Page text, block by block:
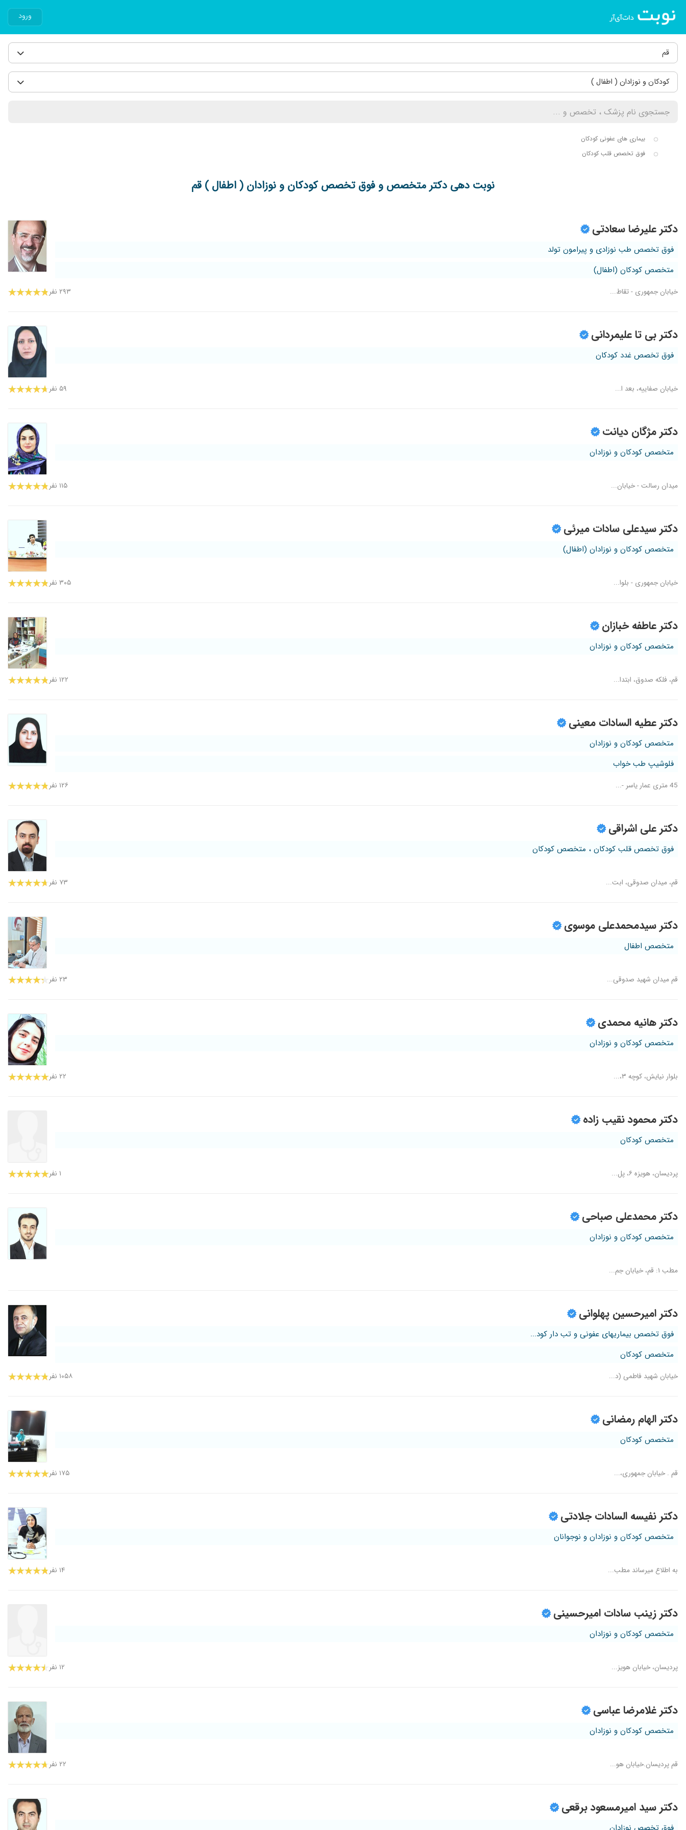
ورود
قم
کودکان و نوزادان ( اطفال )
بیماری های عفونی کودکان
فوق تخصص قلب کودکان
نوبت دهی دکتر متخصص و فوق تخصص کودکان و نوزادان ( اطفال ) قم
دکتر علیرضا سعادتی
فوق تخصص طب نوزادی و پیرامون تولد
متخصص کودکان (اطفال)
خیابان جمهوری - تقاط... ۲۹۳ نفر
دکتر بی تا علیمردانی
فوق تخصص غدد کودکان
خیابان صفاییه، بعد ا... ۵۹ نفر
دکتر مژگان دیانت
متخصص کودکان و نوزادان
میدان رسالت - خیابان... ۱۱۵ نفر
دکتر سیدعلی سادات میرئی
متخصص کودکان و نوزادان (اطفال)
خیابان جمهوری - بلوا... ۳۰۵ نفر
دکتر عاطفه خبازان
متخصص کودکان و نوزادان
قم، فلکه صدوق، ابتدا... ۱۲۲ نفر
دکتر عطیه السادات معینی
متخصص کودکان و نوزادان
فلوشیپ طب خواب
45 متری عمار یاسر -... ۱۲۶ نفر
دکتر علی اشراقی
فوق تخصص قلب کودکان ، متخصص کودکان
قم، میدان صدوقی، ابت... ۷۳ نفر
دکتر سیدمحمدعلی موسوی
متخصص اطفال
قم میدان شهید صدوقی... ۲۳ نفر
دکتر هانیه محمدی
متخصص کودکان و نوزادان
بلوار نیایش، کوچه ۳،... ۲۲ نفر
دکتر محمود نقیب زاده
متخصص کودکان
پردیسان، هویزه ۶، پل... ۱ نفر
دکتر محمدعلی صباحی
متخصص کودکان و نوزادان
مطب ۱: قم، خیابان جم...
دکتر امیرحسین پهلوانی
فوق تخصص بیماریهای عفونی و تب دار کود...
متخصص کودکان
خیابان شهید فاطمی (د... ۱۰۵۸ نفر
دکتر الهام رمضانی
متخصص کودکان
قم . خیابان جمهوری،... ۱۷۵ نفر
دکتر نفیسه السادات جلادتی
متخصص کودکان و نوزادان و نوجوانان
به اطلاع میرساند مطب... ۱۴ نفر
دکتر زینب سادات امیرحسینی
متخصص کودکان و نوزادان
پردیسان، خیابان هویز... ۱۲ نفر
دکتر غلامرضا عباسی
متخصص کودکان و نوزادان
قم پردیسان.خیابان هو... ۲۲ نفر
دکتر سید امیرمسعود برقعی